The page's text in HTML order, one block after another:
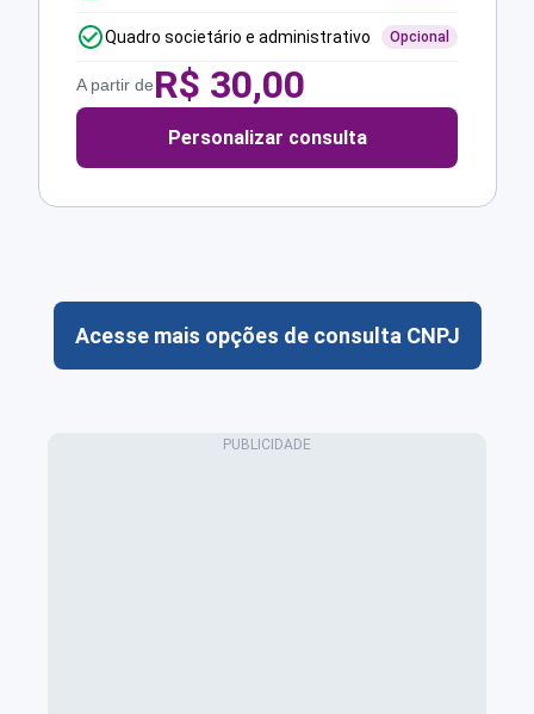
Quadro societário e administrativo Opcional
A partir deR$ 30,00
Personalizar consulta
Acesse mais opções de consulta CNPJ